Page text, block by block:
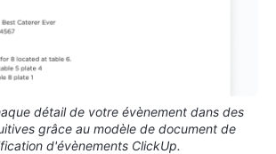
détail de votre évènement dans des
grâce au modèle de document de
d'évènements ClickUp.